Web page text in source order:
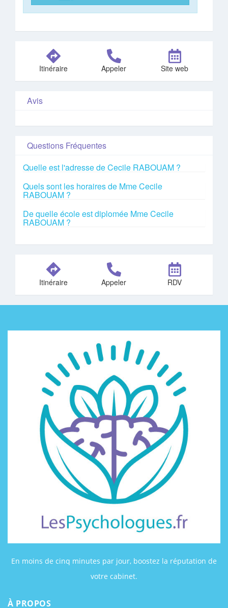
Itinéraire Appeler Site web
Avis
Questions Fréquentes
Quelle est l'adresse de Cecile RABOUAM ?
Quels sont les horaires de Mme Cecile
RABOUAM ?
De quelle école est diplomée Mme Cecile
RABOUAM ?
Itinéraire Appeler RDV
En moins de cinq minutes par jour, boostez la réputation de
votre cabinet.
À PROPOS